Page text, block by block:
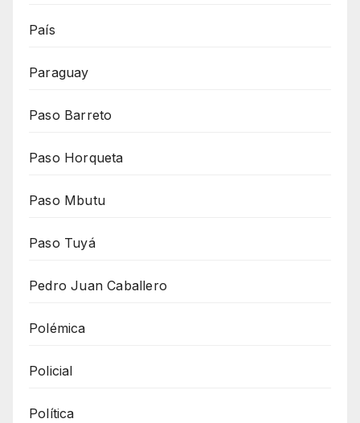
País
Paraguay
Paso Barreto
Paso Horqueta
Paso Mbutu
Paso Tuyá
Pedro Juan Caballero
Polémica
Policial
Política